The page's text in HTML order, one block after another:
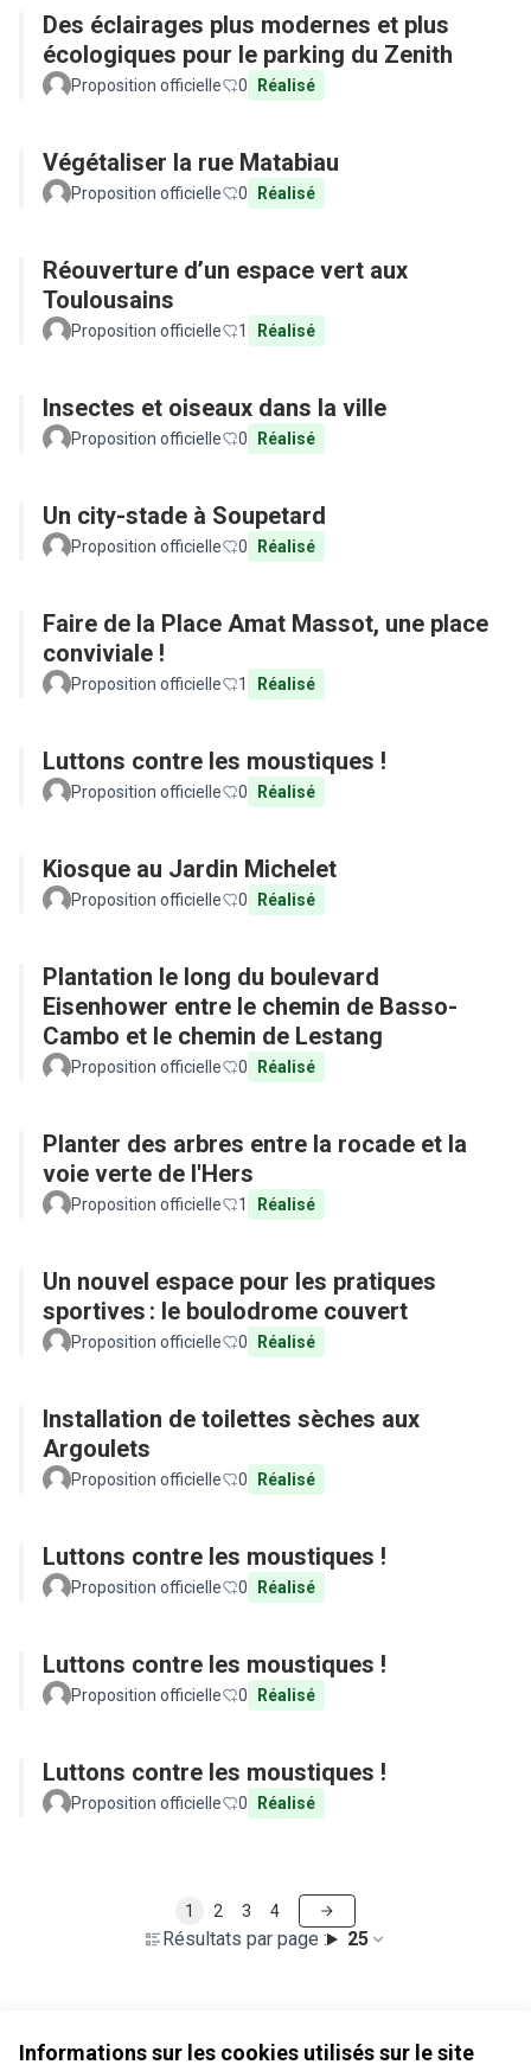
Informations sur les cookies utilisés sur le site
Des éclairages plus modernes et plus
écologiques pour le parking du Zenith
Proposition officielle 0 Réalisé
Végétaliser la rue Matabiau
Proposition officielle 0 Réalisé
Réouverture d’un espace vert aux
Toulousains
Proposition officielle 1 Réalisé
Insectes et oiseaux dans la ville
Proposition officielle 0 Réalisé
Un city-stade à Soupetard
Proposition officielle 0 Réalisé
Faire de la Place Amat Massot, une place
conviviale !
Proposition officielle 1 Réalisé
Luttons contre les moustiques !
Proposition officielle 0 Réalisé
Kiosque au Jardin Michelet
Proposition officielle 0 Réalisé
Plantation le long du boulevard
Eisenhower entre le chemin de Basso-
Cambo et le chemin de Lestang
Proposition officielle 0 Réalisé
Planter des arbres entre la rocade et la
voie verte de l'Hers
Proposition officielle 1 Réalisé
Un nouvel espace pour les pratiques
sportives : le boulodrome couvert
Proposition officielle 0 Réalisé
Installation de toilettes sèches aux
Argoulets
Proposition officielle 0 Réalisé
Luttons contre les moustiques !
Proposition officielle 0 Réalisé
Luttons contre les moustiques !
Proposition officielle 0 Réalisé
Luttons contre les moustiques !
Proposition officielle 0 Réalisé
Résultats par page : 25
1 2 3 4